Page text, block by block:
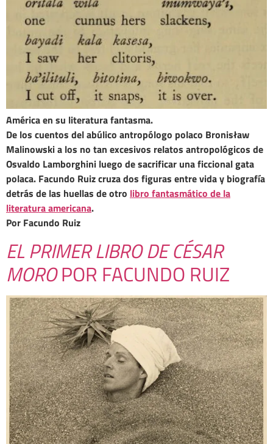
América en su literatura fantasma.
De los cuentos del abúlico antropólogo polaco Bronisław
Malinowski a los no tan excesivos relatos antropológicos de
Osvaldo Lamborghini luego de sacrificar una ficcional gata
polaca. Facundo Ruiz cruza dos figuras entre vida y biografía
detrás de las huellas de otro libro fantasmático de la
literatura americana.
Por Facundo Ruiz
EL PRIMER LIBRO DE CÉSAR
MOROPOR FACUNDO RUIZ